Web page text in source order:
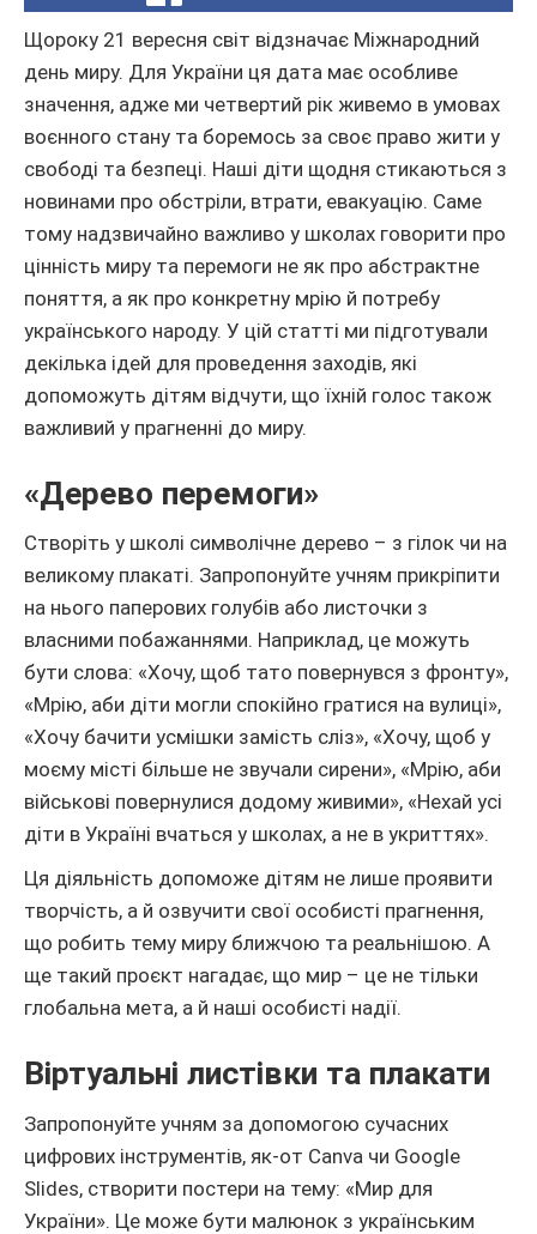
Щороку 21 вересня світ відзначає Міжнародний
день миру. Для України ця дата має особливе
значення, адже ми четвертий рік живемо в умовах
воєнного стану та боремось за своє право жити у
свободі та безпеці. Наші діти щодня стикаються з
новинами про обстріли, втрати, евакуацію. Саме
тому надзвичайно важливо у школах говорити про
цінність миру та перемоги не як про абстрактне
поняття, а як про конкретну мрію й потребу
українського народу. У цій статті ми підготували
декілька ідей для проведення заходів, які
допоможуть дітям відчути, що їхній голос також
важливий у прагненні до миру.
«Дерево перемоги»
Створіть у школі символічне дерево – з гілок чи на
великому плакаті. Запропонуйте учням прикріпити
на нього паперових голубів або листочки з
власними побажаннями. Наприклад, це можуть
бути слова: «Хочу, щоб тато повернувся з фронту»,
«Мрію, аби діти могли спокійно гратися на вулиці»,
«Хочу бачити усмішки замість сліз», «Хочу, щоб у
моєму місті більше не звучали сирени», «Мрію, аби
військові повернулися додому живими», «Нехай усі
діти в Україні вчаться у школах, а не в укриттях».
Ця діяльність допоможе дітям не лише проявити
творчість, а й озвучити свої особисті прагнення,
що робить тему миру ближчою та реальнішою. А
ще такий проєкт нагадає, що мир – це не тільки
глобальна мета, а й наші особисті надії.
Віртуальні листівки та плакати
Запропонуйте учням за допомогою сучасних
цифрових інструментів, як-от Canva чи Google
Slides, створити постери на тему: «Мир для
України». Це може бути малюнок з українським